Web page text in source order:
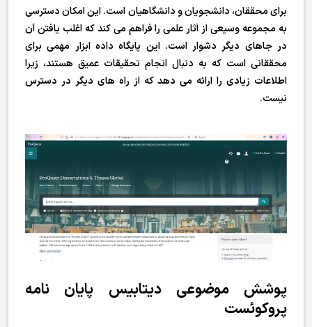
برای محققان، دانشجویان و دانشگاهیان است. این امکان دسترسی
به مجموعه وسیعی از آثار علمی را فراهم می کند که اغلب یافتن آن
در جاهای دیگر دشوار است. این پایگاه داده ابزار مهمی برای
محققانی است که به دنبال انجام تحقیقات عمیق هستند، زیرا
اطلاعات زیادی را ارائه می دهد که از راه های دیگر در دسترس
نیست.
پوشش موضوعی دیتابیس پایان نامه
پروکوئست